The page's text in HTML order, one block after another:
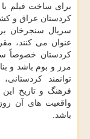
برای ساخت فیلم با
کردستان عراق و
سریال سنجرخان
عنوان می کنند،
کردستان خصوصاً
مرز و بوم باشد و
توانمند
فرهنگ و تاریخ
واقعیت های آن
باشد.